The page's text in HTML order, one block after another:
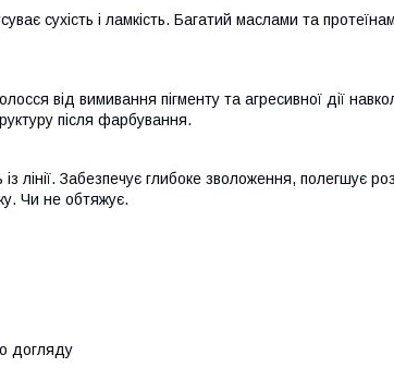
сухість і ламкість. Багатий маслами та
від вимивання пігменту та агресивної дії
після фарбування.
лінії. Забезпечує глибоке зволоження, полегшує
Чи не обтяжує.
догляду